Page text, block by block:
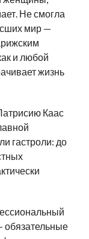
Не смогла
мир —
и любой
жизнь
Каас
гастроли: до
обязательные